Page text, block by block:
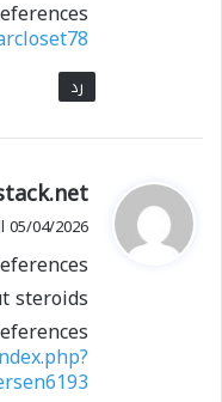
رد
ي
ق
ل
05/04/2026 الساعة 13:48
steroids